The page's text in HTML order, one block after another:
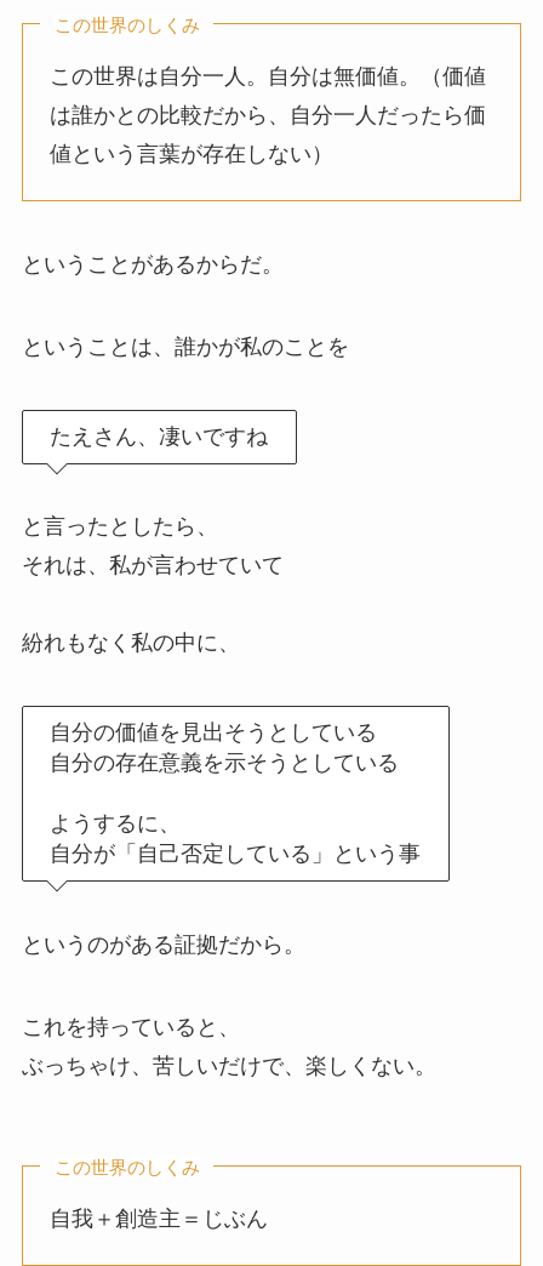
この世界のしくみ
この世界は自分一人。自分は無価値。（価値
は誰かとの比較だから、自分一人だったら価
値という言葉が存在しない）
ということがあるからだ。
ということは、誰かが私のことを
たえさん、凄いですね
と言ったとしたら、
それは、私が言わせていて
紛れもなく私の中に、
自分の価値を見出そうとしている
自分の存在意義を示そうとしている
ようするに、
自分が「自己否定している」という事
というのがある証拠だから。
これを持っていると、
ぶっちゃけ、苦しいだけで、楽しくない。
この世界のしくみ
自我＋創造主＝じぶん